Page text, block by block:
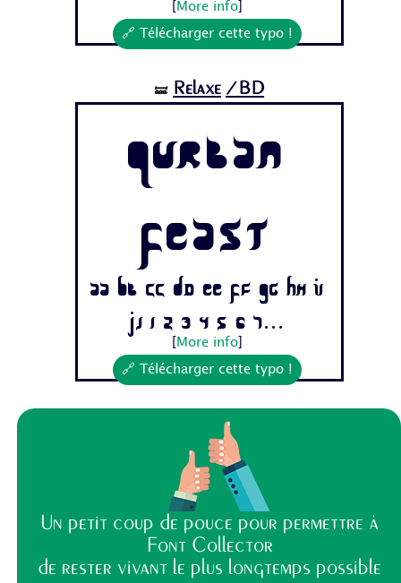
More info
🔗 Télécharger cette typo !
🝛 Relaxe /BD
Qurban
Feast
Aa Bb Cc Dd Ee Ff Gg Hh Ii
Jj 1 2 3 4 5 6 7...
More info
🔗 Télécharger cette typo !
Un petit coup de pouce pour permettre à
Font Collector
de rester vivant le plus longtemps possible